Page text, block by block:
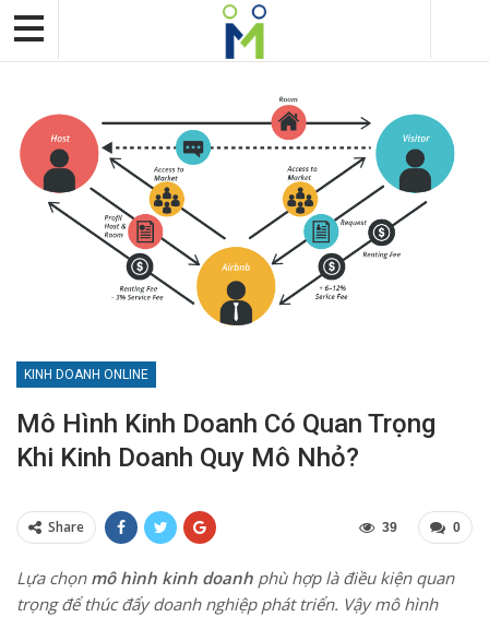
KINH DOANH ONLINE
Mô Hình Kinh Doanh Có Quan Trọng
Khi Kinh Doanh Quy Mô Nhỏ?
Share 0
39
Lựa chọn mô hình kinh doanh phù hợp là điều kiện quan
trọng để thúc đẩy doanh nghiệp phát triển. Vậy mô hình